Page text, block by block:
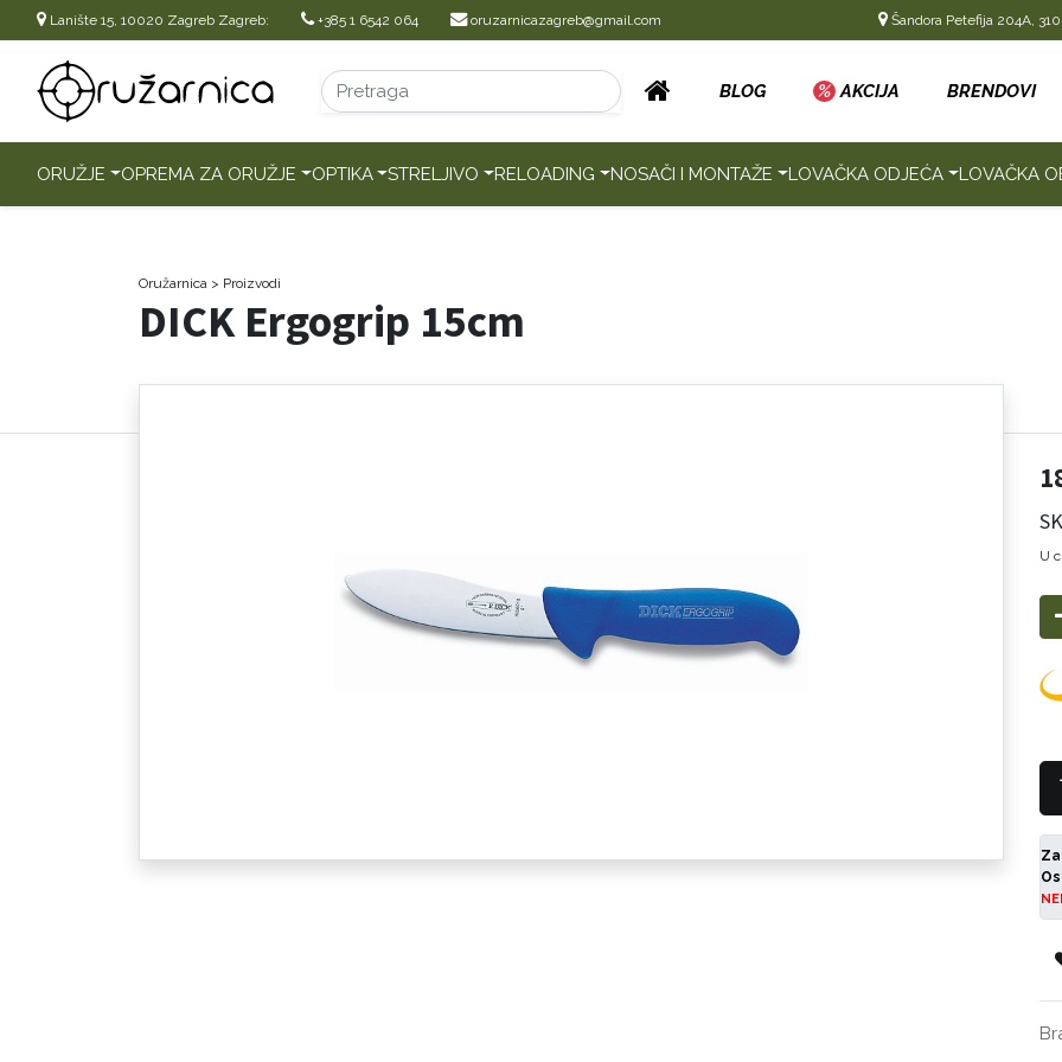
Lanište 15, 10020 Zagreb Zagreb: +385 1 6542 064 oruzarnicazagreb@gmail.com Šandora Petefija 204A,
BLOG % AKCIJA BRENDOVI
ORUŽJE OPREMA ZA ORUŽJE OPTIKA STRELJIVO RELOADING NOSAČI I MONTAŽE LOVAČKA ODJEĆA LOVAČKA
Oružarnica > Proizvodi
DICK Ergogrip 15cm
U